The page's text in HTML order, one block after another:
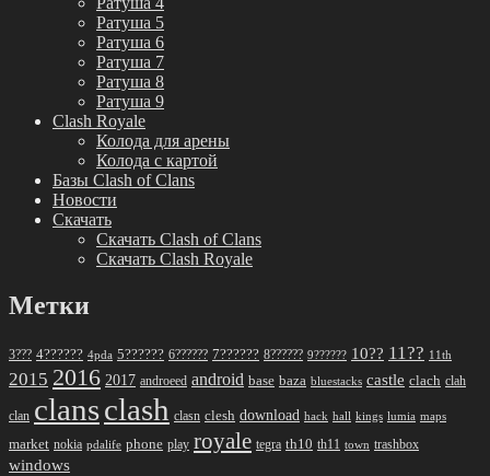
Ратуша 5
Ратуша 6
Ратуша 7
Ратуша 8
Ратуша 9
Clash Royale
Колода для арены
Колода с картой
Базы Clash of Clans
Новости
Скачать
Скачать Clash of Clans
Скачать Clash Royale
Метки
3??? 4?????? 4pda 5?????? 6?????? 7?????? 8?????? 9?????? 10?? 11?? 11th
2015 2016 2017 androeed android base baza bluestacks castle clach clah
clan clansclash clasn clesh download hack hall kings lumia maps
market nokia pdalife phone play royale tegra th10 th11 town trashbox
windows